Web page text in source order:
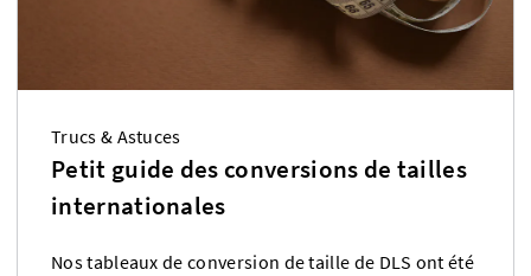
Trucs & Astuces
Petit guide des conversions de tailles
internationales
Nos tableaux de conversion de taille de DLS ont été